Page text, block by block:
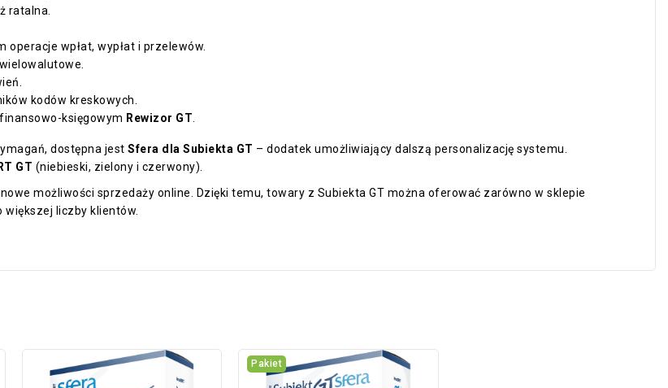
ratalna.
operacje wpłat, wypłat i przelewów.
kodów kreskowych.
księgowym Rewizor GT
dostępna jest Sfera dla Subiekta GT – dodatek umożliwiający dalszą personalizację systemu.
GT (niebieski, zielony i czerwony).
możliwości sprzedaży online. Dzięki temu, towary z Subiekta GT można oferować zarówno w sklepie
liczby klientów.
Pakiet